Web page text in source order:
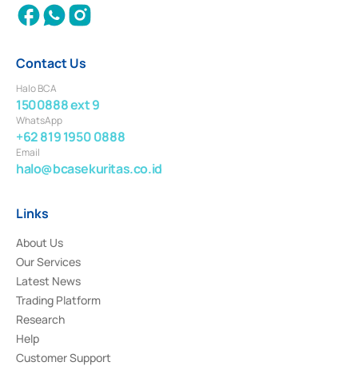
Contact Us
Halo BCA
1500888 ext 9
WhatsApp
+62 819 1950 0888
Email
halo@bcasekuritas.co.id
Links
About Us
Our Services
Latest News
Trading Platform
Research
Help
Customer Support